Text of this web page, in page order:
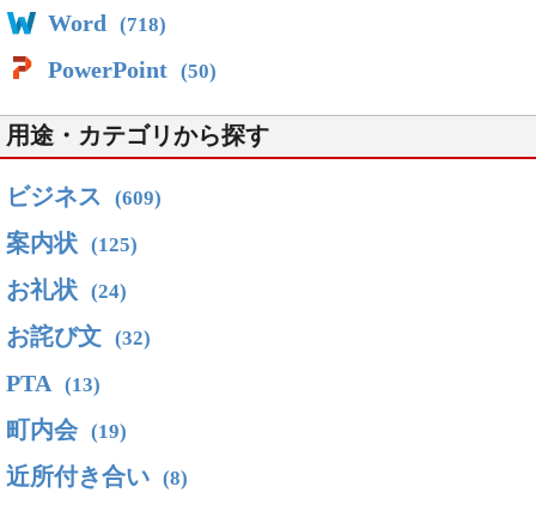
Word (718)
PowerPoint (50)
用途・カテゴリから探す
ビジネス (609)
案内状 (125)
お礼状 (24)
お詫び文 (32)
PTA (13)
町内会 (19)
近所付き合い (8)